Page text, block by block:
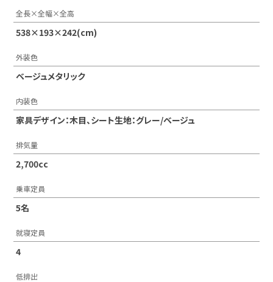
全長×全幅×全高
538×193×242(cm)
外装色
ベージュメタリック
内装色
家具デザイン：木目、シート生地：グレー/ベージュ
排気量
2,700cc
乗車定員
5名
就寝定員
4
低排出